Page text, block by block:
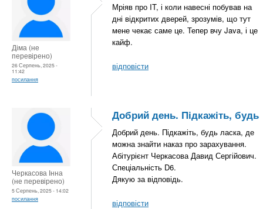
Діма (не
перевірено)
26 Серпень, 2025 -
11:42
посилання
Мріяв про IT, і коли навесні побував на
дні відкритих дверей, зрозумів, що тут
мене чекає саме це. Тепер вчу Java, і це
кайф.
відповісти
Черкасова Інна
(не перевірено)
5 Серпень, 2025 - 14:02
посилання
Добрий день. Підкажіть, будь
Добрий день. Підкажіть, будь ласка, де
можна знайти наказ про зарахування.
Абітурієнт Черкасова Давид Сергійович.
Спеціальність D6.
Дякую за відповідь.
відповісти